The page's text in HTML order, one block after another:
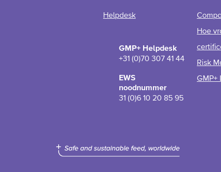
Helpdesk
GMP+ Helpdesk
+31 (0)70 307 41 44
EWS
noodnummer
31 (0)6 10 20 85 95
Hoe
Risk
GMP+